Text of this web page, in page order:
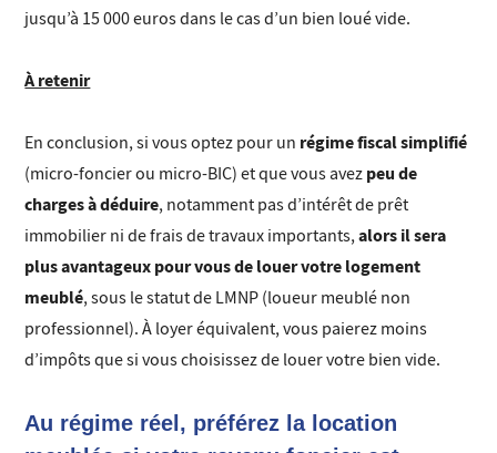
jusqu’à 15 000 euros dans le cas d’un bien loué vide.
À retenir
En conclusion, si vous optez pour un régime fiscal simplifié
(micro-foncier ou micro-BIC) et que vous avez peu de
charges à déduire, notamment pas d’intérêt de prêt
immobilier ni de frais de travaux importants,alors il sera
plus avantageux pour vous de louer votre logement
meublé, sous le statut de LMNP (loueur meublé non
professionnel). À loyer équivalent, vous paierez moins
d’impôts que si vous choisissez de louer votre bien vide.
Au régime réel, préférez la location